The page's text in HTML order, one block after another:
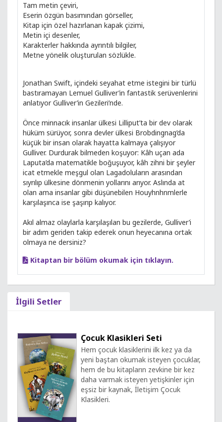
Tam metin çeviri,
Eserin özgün basımından görseller,
Kitap için özel hazırlanan kapak çizimi,
Metin içi desenler,
Karakterler hakkında ayrıntılı bilgiler,
Metne yönelik oluşturulan sözlükle.
Jonathan Swift, içindeki seyahat etme istegini bir türlü
bastıramayan Lemuel Gulliver’in fantastik serüvenlerini
anlatıyor Gulliver’in Gezileri’nde.
Önce minnacık insanlar ülkesi Lilliput’ta bir dev olarak
hüküm sürüyor, sonra devler ülkesi Brobdingnag’da
küçük bir insan olarak hayatta kalmaya çalışıyor
Gulliver. Durdurak bilmeden koşuyor: Kâh uçan ada
Laputa’da matematikle boğuşuyor, kâh zihni bir şeyler
icat etmekle meşgul olan Lagadoluların arasından
sıyrılıp ülkesine dönmenin yollarını arıyor. Aslında at
olan ama insanlar gibi düşünebilen Houyhnhnmlerle
karşılaşınca ise şaşırıp kalıyor.
Akıl almaz olaylarla karşılaşılan bu gezilerde, Gulliver’i
bir adım geriden takip ederek onun heyecanına ortak
olmaya ne dersiniz?
Kitaptan bir bölüm okumak için tıklayın.
İlgili Setler
Çocuk Klasikleri Seti
Hem çocuk klasiklerini ilk kez ya da
yeni baştan okumak isteyen çocuklar,
hem de bu kitapların zevkine bir kez
daha varmak isteyen yetişkinler için
eşsiz bir kaynak, İletişim Çocuk
Klasikleri.